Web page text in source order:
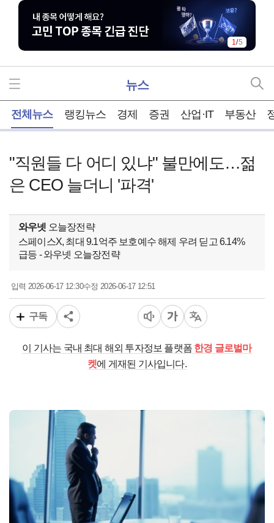
1/5
뉴스
전체뉴스 랭킹뉴스 경제 증권 산업·IT 부동산
"직원들 다 어디 있냐" 불만에도…젊
은 CEO 늘더니 '파격'
와우넷 오늘장전략
스페이스X, 최대 9.1억주 보호예수 해제 우려 딛고 6.14%
급등 - 와우넷 오늘장전략
입력2026-06-17 12:30수정 2026-06-17 12:51
구독
이 기사는 국내 최대 해외 투자정보 플랫폼 한경 글로벌마
켓에 게재된 기사입니다.